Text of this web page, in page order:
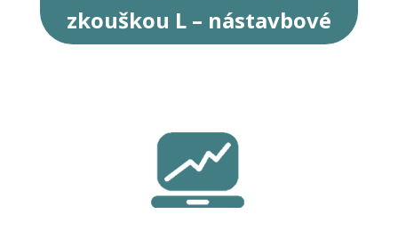
zkouškou L – nástavbové